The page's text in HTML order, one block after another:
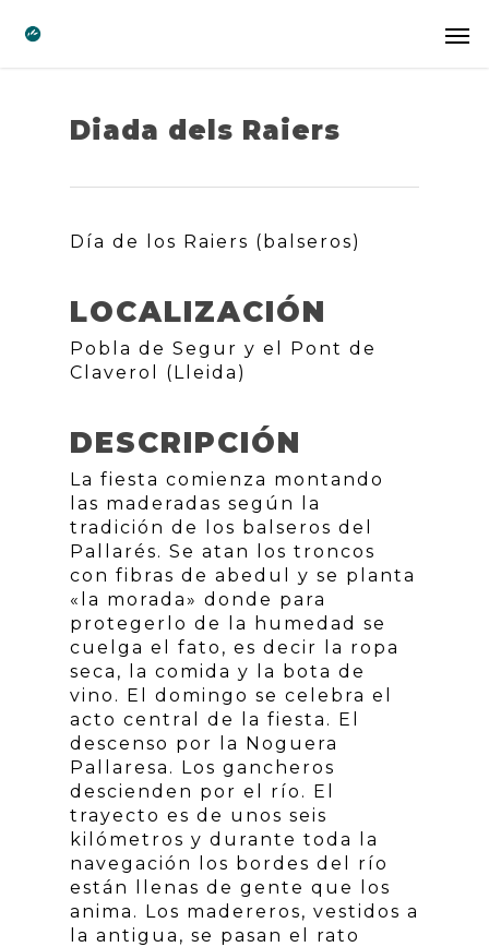
Diada dels Raiers
Día de los Raiers (balseros)
LOCALIZACIÓN
Pobla de Segur y el Pont de
Claverol (Lleida)
DESCRIPCIÓN
La fiesta comienza montando
las maderadas según la
tradición de los balseros del
Pallarés. Se atan los troncos
con fibras de abedul y se planta
«la morada» donde para
protegerlo de la humedad se
cuelga el fato, es decir la ropa
seca, la comida y la bota de
vino. El domingo se celebra el
acto central de la fiesta. El
descenso por la Noguera
Pallaresa. Los gancheros
descienden por el río. El
trayecto es de unos seis
kilómetros y durante toda la
navegación los bordes del río
están llenas de gente que los
anima. Los madereros, vestidos a
la antigua, se pasan el rato